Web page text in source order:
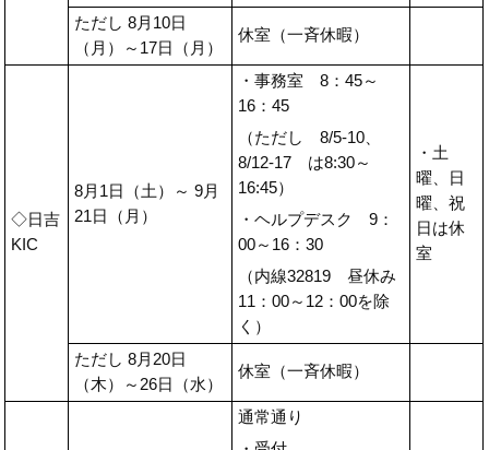
ただし 8月10日
（月）～17日（月）
休室（一斉休暇）
◇日吉
KIC
8月1日（土）～ 9月
21日（月）
・事務室 8：45～
16：45
・土
曜、日
曜、祝
日は休
室
（ただし 8/5-10、
8/12-17 は8:30～
16:45）
・ヘルプデスク 9：
00～16：30
（内線32819 昼休み
11：00～12：00を除
く）
ただし 8月20日
（木）～26日（水）
休室（一斉休暇）
通常通り